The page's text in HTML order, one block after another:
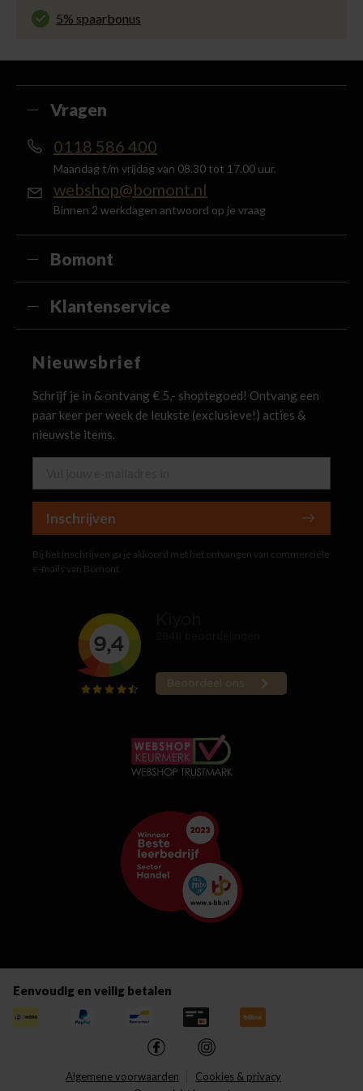
voor slechts € 4,95 of gratis in onze winkels.
5% spaarbonus
Vragen
0118 586 400
Maandag t/m vrijdag van 08.30 tot 17.00 uur.
webshop@bomont.nl
Binnen 2 werkdagen antwoord op je vraag
Bomont
Klantenservice
Nieuwsbrief
Schrijf je in & ontvang € 5,- shoptegoed! Ontvang een
paar keer per week de leukste (exclusieve!) acties &
nieuwste items.
Inschrijven
Bij het inschrijven ga je akkoord met het ontvangen van commerciële
e-mails van Bomont.
Eenvoudig en veilig betalen
Algemene voorwaarden
Cookies & privacy